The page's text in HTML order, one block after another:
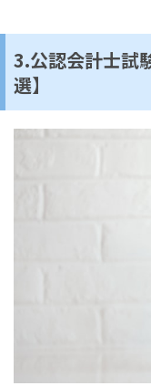
3.公認会計士試
選】